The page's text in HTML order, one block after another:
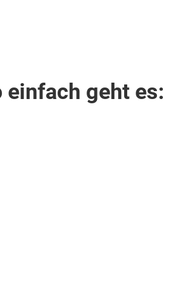
einfach geht es: